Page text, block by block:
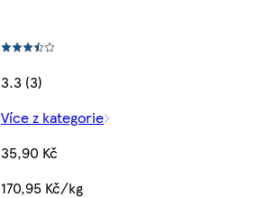
3.3 (3)
Více z kategorie
35,90 Kč
170,95 Kč/kg